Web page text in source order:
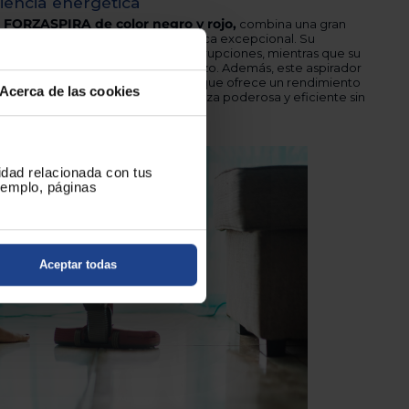
Acerca de las cookies
relacionada con tus
páginas
Aceptar todas
FORZASPIRA de color negro y rojo, combina una gran
con una eficiencia energética excepcional. Su
sesiones de limpieza sin interrupciones, mientras que su
te ahorra tiempo y esfuerzo. Además, este aspirador
energética, lo que significa que ofrece un rendimiento
energía. Disfruta de una limpieza poderosa y eficiente sin